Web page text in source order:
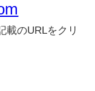
載のURLをクリ